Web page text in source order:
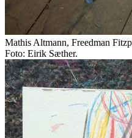
Mathis Altmann, Freedman
Foto: Eirik Sæther.